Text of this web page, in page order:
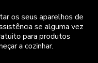
os seus aparelhos de
se alguma vez
para produtos
a cozinhar.